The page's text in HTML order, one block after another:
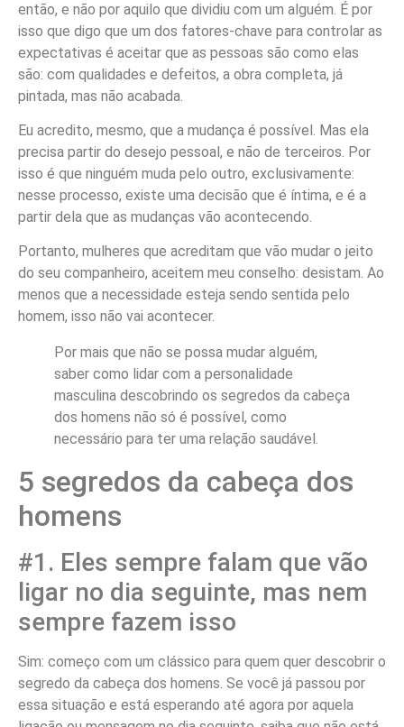
então, e não por aquilo que dividiu com um alguém. É por
isso que digo que um dos fatores-chave para controlar as
expectativas é aceitar que as pessoas são como elas
são: com qualidades e defeitos, a obra completa, já
pintada, mas não acabada.
Eu acredito, mesmo, que a mudança é possível. Mas ela
precisa partir do desejo pessoal, e não de terceiros. Por
isso é que ninguém muda pelo outro, exclusivamente:
nesse processo, existe uma decisão que é íntima, e é a
partir dela que as mudanças vão acontecendo.
Portanto, mulheres que acreditam que vão mudar o jeito
do seu companheiro, aceitem meu conselho: desistam. Ao
menos que a necessidade esteja sendo sentida pelo
homem, isso não vai acontecer.
Por mais que não se possa mudar alguém,
saber como lidar com a personalidade
masculina descobrindo os segredos da cabeça
dos homens não só é possível, como
necessário para ter uma relação saudável.
5 segredos da cabeça dos
homens
#1. Eles sempre falam que vão
ligar no dia seguinte, mas nem
sempre fazem isso
Sim: começo com um clássico para quem quer descobrir o
segredo da cabeça dos homens. Se você já passou por
essa situação e está esperando até agora por aquela